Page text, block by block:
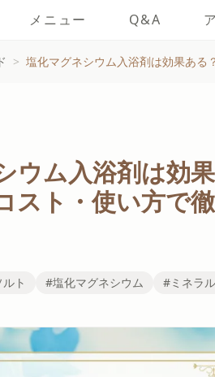
メニュー Q&A
> 塩化マグネシウム入浴剤は効果ある
ウム入浴剤は効
スト・使い方で
ト #塩化マグネシウム #ミネラ